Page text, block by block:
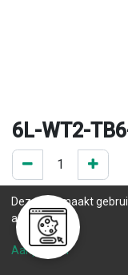
6L-WT2-
0 ST op voorraad
.
Levertijd
Deze site maakt
aanpassen.
Aanpassen